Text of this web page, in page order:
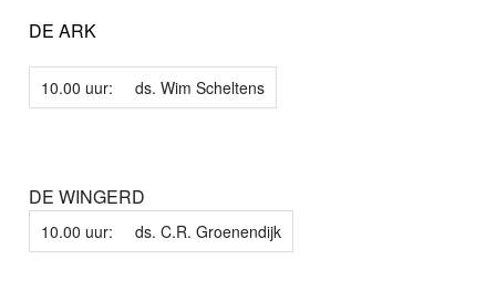
DE ARK
10.00 uur: ds. Wim Scheltens
DE WINGERD
10.00 uur: ds. C.R. Groenendijk